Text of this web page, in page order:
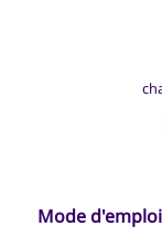
Mode d'emploi